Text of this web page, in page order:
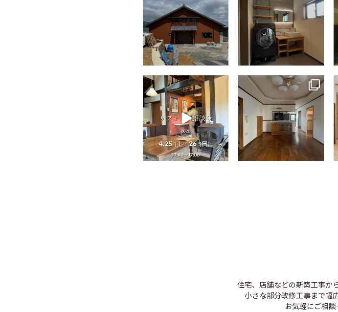
tomohouseinc
4月 25
tomohouseinc
4月 9
住宅、店舗などの新築工事か
小さな部分改修工事まで幅
お気軽にご相談